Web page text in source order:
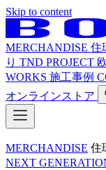
Skip to content
MERCHANDISE 住
り TND PROJECT
WORKS 施工事例
オンラインストア
MERCHANDISE 住
NEXT